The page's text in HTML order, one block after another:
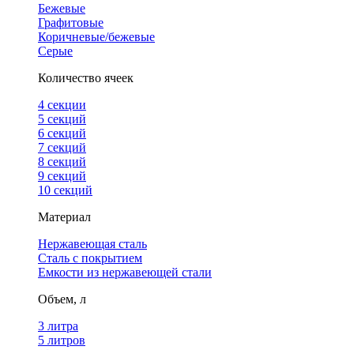
Бежевые
Графитовые
Коричневые/бежевые
Серые
Количество ячеек
4 cекции
5 секций
6 секций
7 секций
8 секций
9 секций
10 секций
Материал
Нержавеющая сталь
Сталь с покрытием
Емкости из нержавеющей стали
Объем, л
3 литра
5 литров